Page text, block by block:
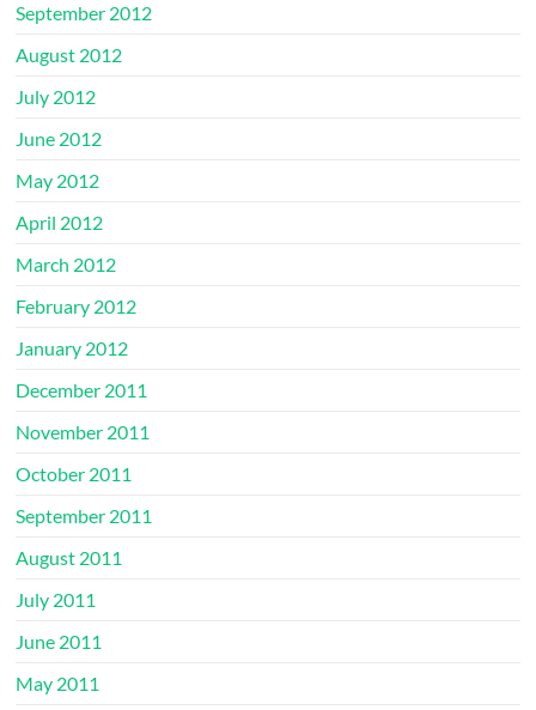
September 2012
August 2012
July 2012
June 2012
May 2012
April 2012
March 2012
February 2012
January 2012
December 2011
November 2011
October 2011
September 2011
August 2011
July 2011
June 2011
May 2011